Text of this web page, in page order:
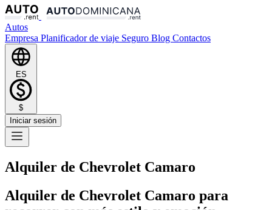
Autos
Empresa Planificador de viaje Seguro Blog Contactos
ES
$
Iniciar sesión
Alquiler de Chevrolet Camaro
Alquiler de Chevrolet Camaro para